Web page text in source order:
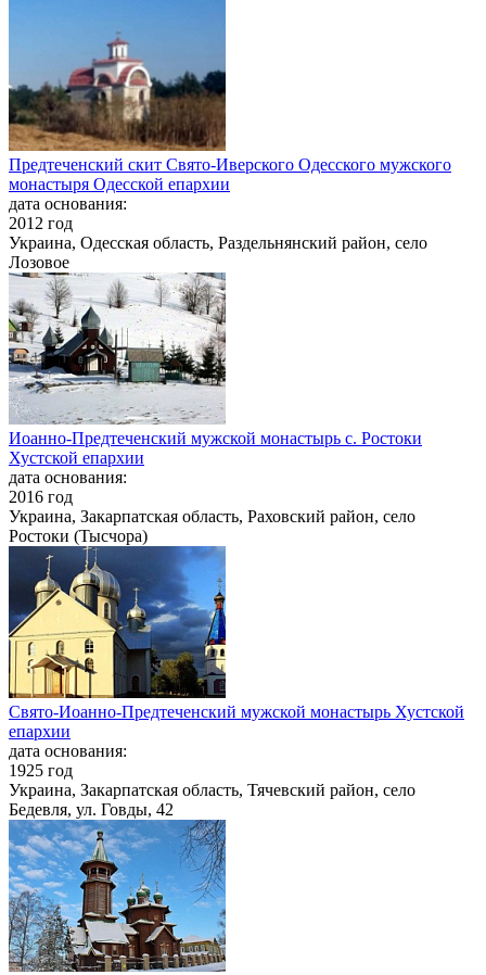
Предтеченский скит Свято-Иверского Одесского мужского
монастыря Одесской епархии
дата основания:
2012 год
Украина, Одесская область, Раздельнянский район, село
Лозовое
Иоанно-Предтеченский мужской монастырь с. Ростоки
Хустской епархии
дата основания:
2016 год
Украина, Закарпатская область, Раховский район, село
Ростоки (Тысчора)
Свято-Иоанно-Предтеченский мужской монастырь Хустской
епархии
дата основания:
1925 год
Украина, Закарпатская область, Тячевский район, село
Бедевля, ул. Говды, 42